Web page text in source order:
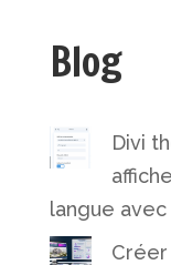
Blog
Divi
langue